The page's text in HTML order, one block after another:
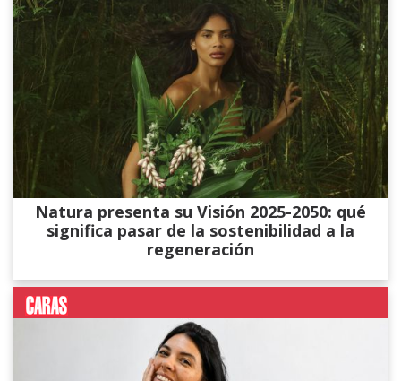
Natura presenta su Visión 2025-2050: qué
significa pasar de la sostenibilidad a la
regeneración